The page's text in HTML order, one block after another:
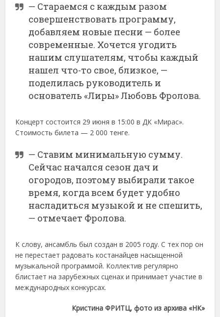
— Стараемся с каждым разом
совершенствовать программу,
добавляем новые песни — более
современные. Хочется угодить
нашим слушателям, чтобы каждый
нашел что-то свое, близкое, —
поделилась руководитель и
основатель «Лиры» Любовь Фролова.
Концерт состоится 29 июня в 15:00 в ДК «Мирас».
Стоимость билета — 2 000 тенге.
— Ставим минимальную сумму.
Сейчас начался сезон дач и
огородов, поэтому выбирали такое
время, когда всем будет удобно
насладиться музыкой и не спешить,
— отмечает Фролова.
К слову, ансамбль был создан в 2005 году. С тех пор он
не перестает радовать костанайцев насыщенной
музыкальной программой. Коллектив регулярно
блистает на зарубежных сценах и принимает участие в
международных конкурсах.
Кристина ФРИТЦ, фото из архива «НК»